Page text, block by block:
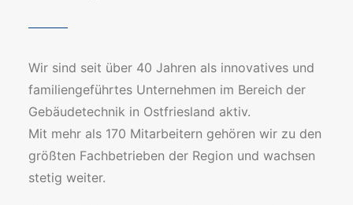
Wir sind seit über 40 Jahren als innovatives und
familiengeführtes Unternehmen im Bereich der
Gebäudetechnik in Ostfriesland aktiv.
Mit mehr als 170 Mitarbeitern gehören wir zu den
größten Fachbetrieben der Region und wachsen
stetig weiter.